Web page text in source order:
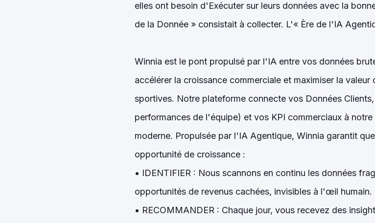
elles ont besoin d'Exécuter sur leurs données avec la
de la Donnée » consistait à collecter. L'« Ère de l'IA
Winnia est le pont propulsé par l'IA entre vos données
accélérer la croissance commerciale et maximiser la
sportives. Notre plateforme connecte vos Données
performances de l'équipe) et vos KPI commerciaux à
moderne. Propulsée par l'IA Agentique, Winnia garantit
opportunité de croissance :
• IDENTIFIER : Nous scannons en continu les données
opportunités de revenus cachées, invisibles à l'œil humain.
• RECOMMANDER : Chaque jour, vous recevez des